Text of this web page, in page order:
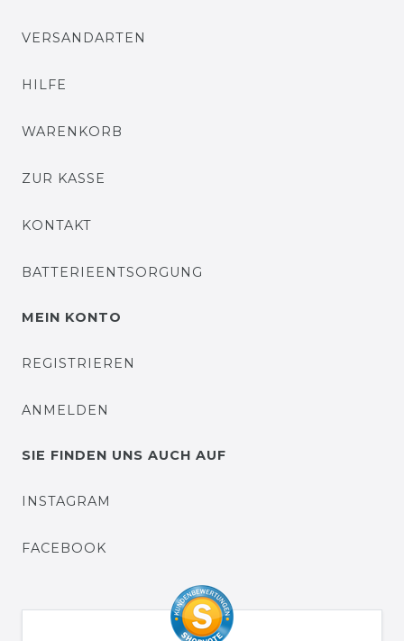
VERSANDARTEN
HILFE
WARENKORB
ZUR KASSE
KONTAKT
BATTERIEENTSORGUNG
MEIN KONTO
REGISTRIEREN
ANMELDEN
SIE FINDEN UNS AUCH AUF
INSTAGRAM
FACEBOOK